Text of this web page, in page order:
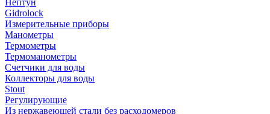
Нептун
Gidrolock
Измерительные приборы
Манометры
Термометры
Термоманометры
Счетчики для воды
Коллекторы для воды
Stout
Регулирующие
Из нержавеющей стали без расходомеров